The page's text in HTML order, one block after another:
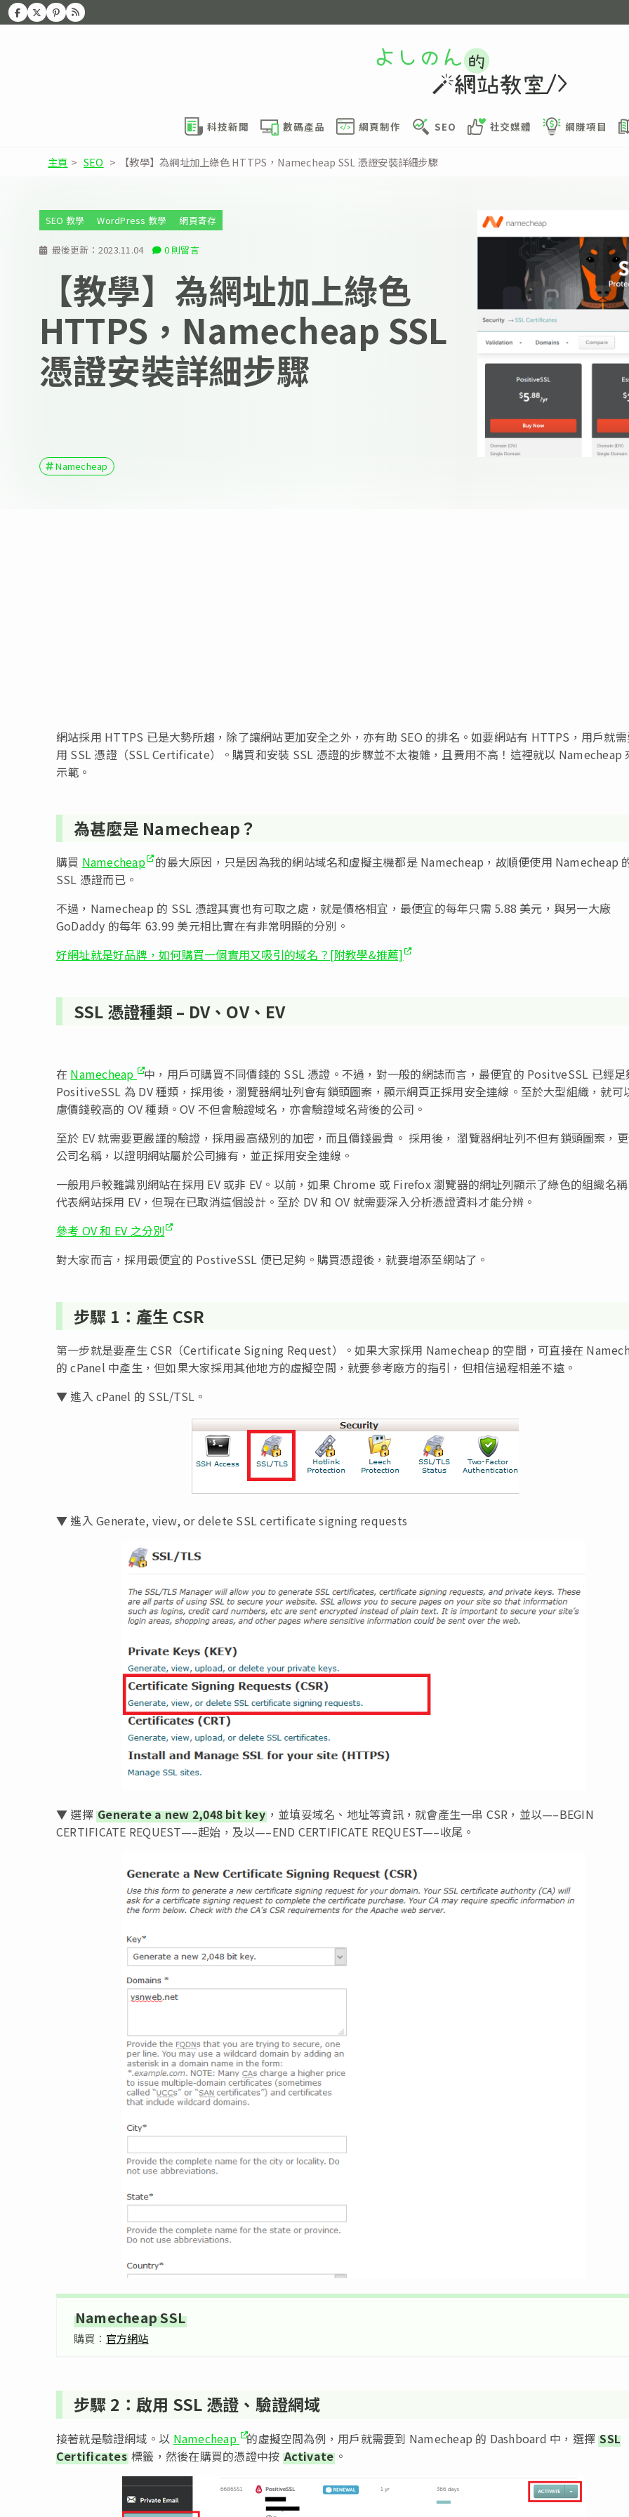
科技新聞 數碼產品 網頁制作 SEO 社交媒體 網賺項目
主頁 > SEO > 【教學】為網址加上綠色 HTTPS，Namecheap SSL 憑證安裝詳細步驟
最後更新： 2023.11.04 0 則留言
SEO 教學 WordPress 教學 網頁寄存
【教學】為網址加上綠色
HTTPS，Namecheap SSL
憑證安裝詳細步驟
Namecheap
網站採用 HTTPS 已是大勢所趨，除了讓網站更加安全之外，亦有助 SEO 的排名。如要網站有 HTTPS，用戶就
用 SSL 憑證（SSL Certificate）。購買和安裝 SSL 憑證的步驟並不太複雜，且費用不高！這裡就以 Namecheap
示範。
為甚麼是 Namecheap？
購買 Namecheap 的最大原因，只是因為我的網站域名和虛擬主機都是 Namecheap，故順便使用 Namecheap
SSL 憑證而已。
不過，Namecheap 的 SSL 憑證其實也有可取之處，就是價格相宜，最便宜的每年只需 5.88 美元，與另一大廠
GoDaddy 的每年 63.99 美元相比實在有非常明顯的分別。
好網址就是好品牌，如何購買一個實用又吸引的域名？[附教學&推薦]
SSL 憑證種類 – DV、OV、EV
在 Namecheap
中，用戶可購買不同價錢的 SSL 憑證。不過，對一般的網誌而言，最便宜的 PositveSSL 已經足
PositiveSSL 為 DV 種類，採用後，瀏覽器網址列會有鎖頭圖案，顯示網頁正採用安全連線。至於大型組織，就可
慮價錢較高的 OV 種類。OV 不但會驗證域名，亦會驗證域名背後的公司。
至於 EV 就需要更嚴謹的驗證，採用最高級別的加密，而且價錢最貴。 採用後， 瀏覽器網址列不但有鎖頭圖案，
公司名稱，以證明網站屬於公司擁有，並正採用安全連線。
一般用戶較難識別網站在採用 EV 或非 EV。以前，如果 Chrome 或 Firefox 瀏覽器的網址列顯示了綠色的組織名
代表網站採用 EV，但現在已取消這個設計。至於 DV 和 OV 就需要深入分析憑證資料才能分辨。
參考 OV 和 EV 之分別
對大家而言，採用最便宜的 PostiveSSL 便已足夠。購買憑證後，就要增添至網站了。
步驟 1：產生 CSR
第一步就是要產生 CSR（Certificate Signing Request）。如果大家採用 Namecheap 的空間，可直接在
的 cPanel 中產生，但如果大家採用其他地方的虛擬空間，就要參考廠方的指引，但相信過程相差不遠。
▼ 進入 cPanel 的 SSL/TSL。
▼ 進入 Generate, view, or delete SSL certificate signing requests
▼ 選擇Generate a new 2,048 bit key，並填妥域名、地址等資訊，就會產生一串 CSR，並以—–BEGIN
CERTIFICATE REQUEST—–起始，及以—–END CERTIFICATE REQUEST—–收尾。
Namecheap SSL
購買： 官方網站
步驟 2：啟用 SSL 憑證、驗證網域
接著就是驗證網域。以 Namecheap 的虛擬空間為例，用戶就需要到 Namecheap 的 Dashboard 中，選擇SSL
Certificates標籤，然後在購買的憑證中按 Activate 。